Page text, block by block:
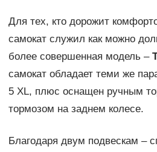
Для тех, кто дорожит
самокат служил как можно
более совершенная модель –
самокат обладает теми же
5 XL, плюс оснащен ручным
тормозом на заднем колесе.
Благодаря двум подвескам –